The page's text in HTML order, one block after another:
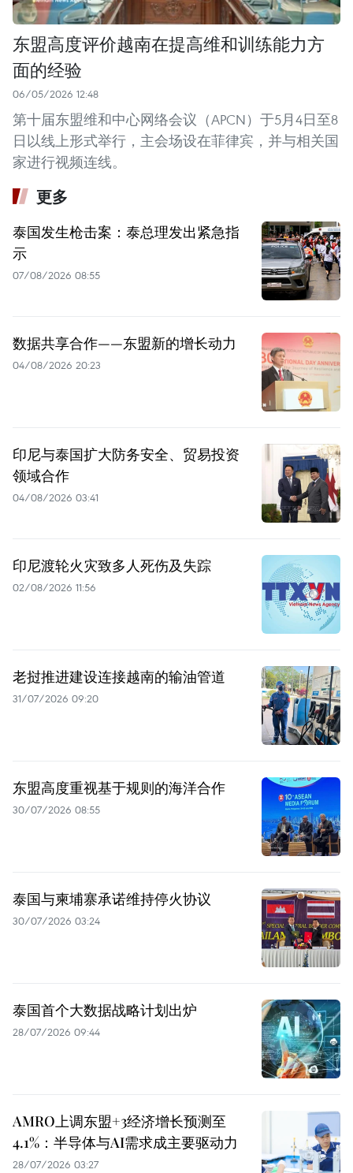
东盟高度评价越南在提高维和训练能力方
面的经验
06/05/2026 12:48
第十届东盟维和中心网络会议（APCN）于5月4日至8
日以线上形式举行，主会场设在菲律宾，并与相关国
家进行视频连线。
更多
泰国发生枪击案：泰总理发出紧急指
示
07/08/2026 08:55
数据共享合作——东盟新的增长动力
04/08/2026 20:23
印尼与泰国扩大防务安全、贸易投资
领域合作
04/08/2026 03:41
印尼渡轮火灾致多人死伤及失踪
02/08/2026 11:56
老挝推进建设连接越南的输油管道
31/07/2026 09:20
东盟高度重视基于规则的海洋合作
30/07/2026 08:55
泰国与柬埔寨承诺维持停火协议
30/07/2026 03:24
泰国首个大数据战略计划出炉
28/07/2026 09:44
AMRO上调东盟+3经济增长预测至
4.1%：半导体与AI需求成主要驱动力
28/07/2026 03:27